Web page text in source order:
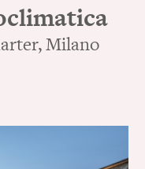
Milano